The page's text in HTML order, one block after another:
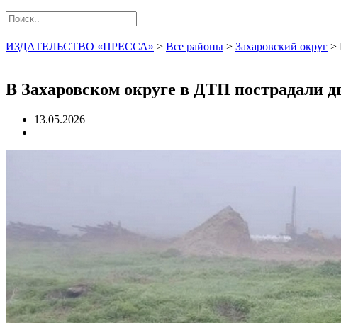
ИЗДАТЕЛЬСТВО «ПРЕССА» > Все районы > Захаровский округ >
В Захаровском округе в ДТП пострадали
13.05.2026